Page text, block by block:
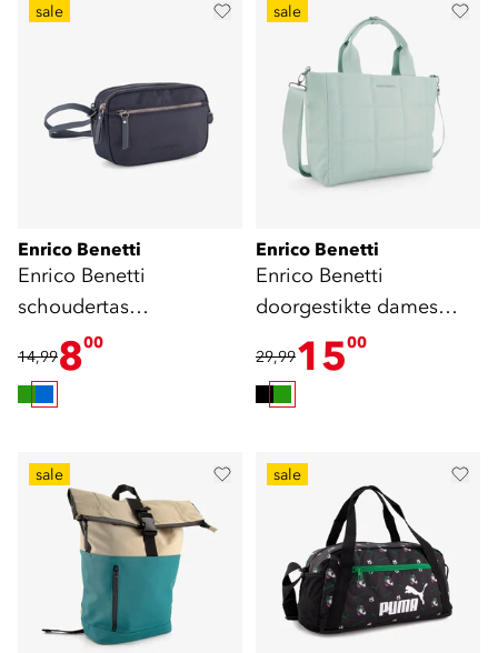
sale
Enrico Benetti
Enrico Benetti
schoudertas
donkerblauw
14,99800
sale
Enrico Benetti
Enrico Benetti
doorgestikte dames
schoudertas mintgroen
29,991500
sale sale